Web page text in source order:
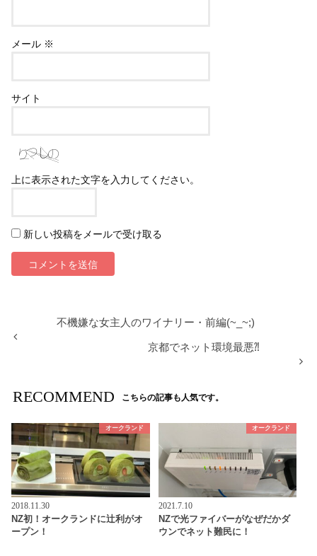
メール ※
サイト
上に表示された文字を入力してください。
新しい投稿をメールで受け取る
不機嫌な女主人のワイナリー・前編(~_~;)
京都でネット環境最悪⁈
RECOMMEND こちらの記事も人気です。
オークランド
2018.11.30
NZ初！オークランドに辻利がオ
ープン！
オークランド
2021.7.10
NZで光ファイバーがなぜだかダ
ウンでネット難民に！